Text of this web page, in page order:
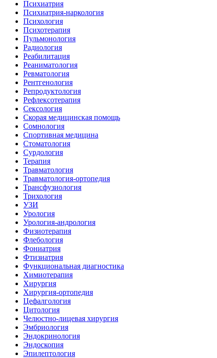
Психиатрия
Психиатрия-наркология
Психология
Психотерапия
Пульмонология
Радиология
Реабилитация
Реаниматология
Ревматология
Рентгенология
Репродуктология
Рефлексотерапия
Сексология
Скорая медицинская помощь
Сомнология
Спортивная медицина
Стоматология
Сурдология
Терапия
Травматология
Травматология-ортопедия
Трансфузиология
Трихология
УЗИ
Урология
Урология-андрология
Физиотерапия
Флебология
Фониатрия
Фтизиатрия
Функциональная диагностика
Химиотерапия
Хирургия
Хирургия-ортопедия
Цефалгология
Цитология
Челюстно-лицевая хирургия
Эмбриология
Эндокринология
Эндоскопия
Эпилептология